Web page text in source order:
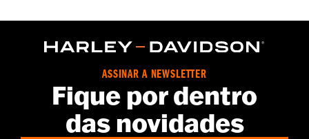
ASSINAR A NEWSLETTER
Fique por dentro
das novidades